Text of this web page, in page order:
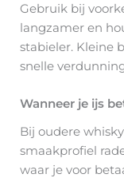
Gebruik bij
langzamer en
stabieler. Kleine
snelle
Wanneer je ijs
Bij oudere
smaakprofiel
waar je voor